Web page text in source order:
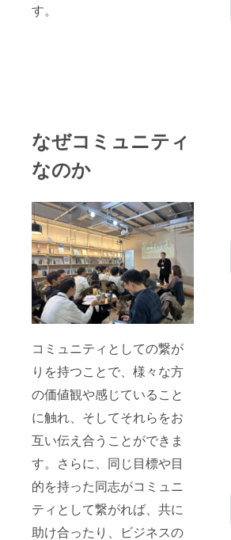
す。
なぜコミュニティ
なのか
コミュニティとしての繋が
りを持つことで、様々な方
の価値観や感じていること
に触れ、そしてそれらをお
互い伝え合うことができま
す。さらに、同じ目標や目
的を持った同志がコミュニ
ティとして繋がれば、共に
助け合ったり、ビジネスの